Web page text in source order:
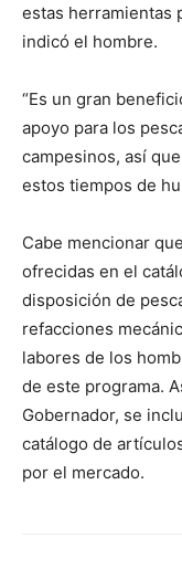
estas herramientas
indicó el hombre.
“Es un gran
apoyo para los
campesinos, así
estos tiempos de
Cabe mencionar
ofrecidas en el
disposición de
refacciones
labores de los
de este programa.
Gobernador, se
catálogo de
por el mercado.